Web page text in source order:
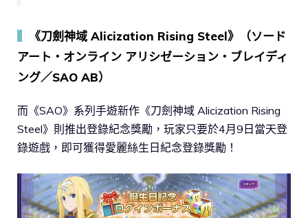
《刀劍神域 Alicization Rising Steel》（ソード
アート・オンライン アリシゼーション・ブレイディ
ング／SAO AB）
而《SAO》系列手遊新作《刀劍神域 Alicization Rising
Steel》則推出登錄紀念獎勵，玩家只要於4月9日當天登
錄遊戲，即可獲得愛麗絲生日紀念登錄獎勵！